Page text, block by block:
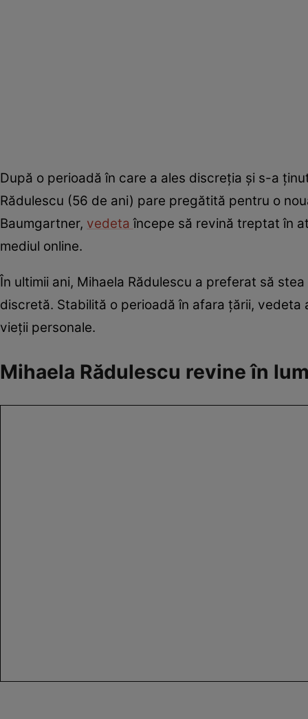
După o perioadă în care a ales discreția și s-a
Rădulescu (56 de ani) pare pregătită pentru o
Baumgartner, vedetaîncepe să revină treptat în
mediul online.
În ultimii ani, Mihaela Rădulescu a preferat să
discretă. Stabilită o perioadă în afara țării,
vieții personale.
Mihaela Rădulescu revine în